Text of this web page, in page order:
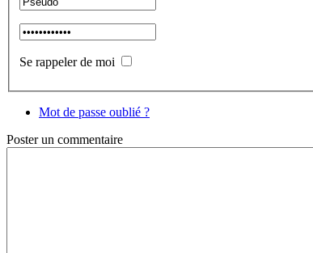
Se rappeler de moi
Mot de passe oublié ?
Posterun commentaire